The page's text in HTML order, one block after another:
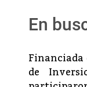
En
Financiada
de